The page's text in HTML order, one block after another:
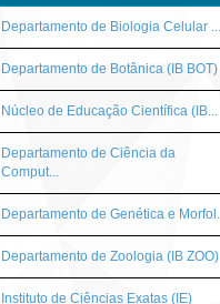
Departamento de Biologia Celular ...
Departamento de Botânica (IB BOT)
Núcleo de Educação Científica (IB...
Departamento de Ciência da
Comput...
Departamento de Genética e Morfol...
Departamento de Zoologia (IB ZOO)
Instituto de Ciências Exatas (IE)